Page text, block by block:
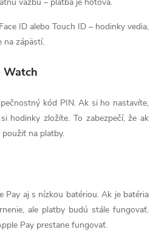
ID alebo Touch ID – hodinky vedia,
na zápästí.
Watch
kód PIN. Ak si ho nastavíte,
hodinky zložíte. To zabezpečí, že ak
na platby.
aj s nízkou batériou. Ak je batéria
ale platby budú stále fungovať.
Pay prestane fungovať.